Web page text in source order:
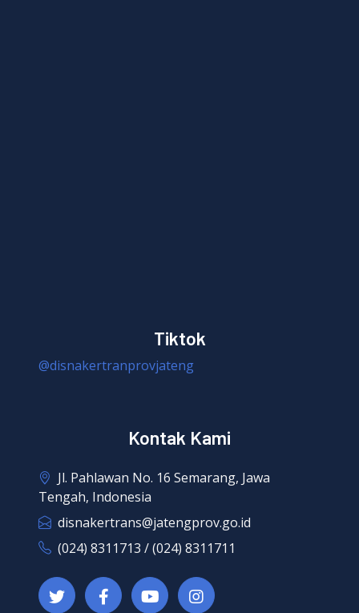
Tiktok
@disnakertranprovjateng
Kontak Kami
Jl. Pahlawan No. 16 Semarang, Jawa
Tengah, Indonesia
disnakertrans@jatengprov.go.id
(024) 8311713 / (024) 8311711